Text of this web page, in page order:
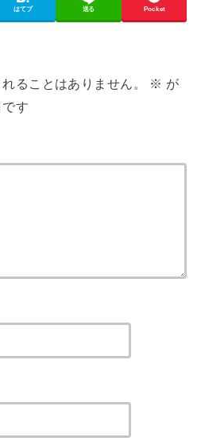
はてブ 送る Pocket
ることはありません。 ※ が
す